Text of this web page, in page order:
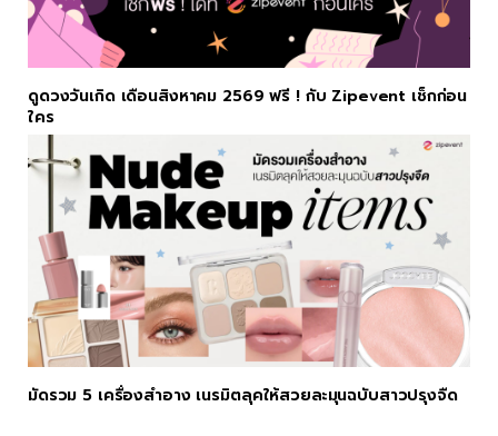
ดูดวงวันเกิด เดือนสิงหาคม 2569 ฟรี ! กับ Zipevent เช็กก่อน
ใคร
มัดรวม 5 เครื่องสำอาง เนรมิตลุคให้สวยละมุนฉบับสาวปรุงจืด